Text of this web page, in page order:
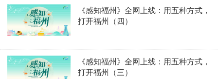
《感知福州》全网上线：用五种方式，
打开福州（四）
《感知福州》全网上线：用五种方式，
打开福州（三）